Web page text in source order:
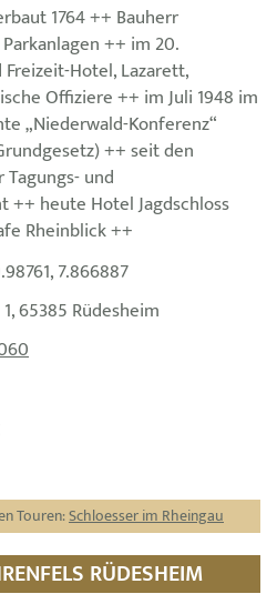
1764 ++ Bauherr
++ im 20.
Hotel, Lazarett,
Offiziere ++ im Juli 1948 im
„Niederwald-Konferenz“
++ seit den
und
++ heute Hotel Jagdschloss
Rheinblick ++
7.866887
65385 Rüdesheim
Touren:Schloesser im Rheingau
RÜDESHEIM